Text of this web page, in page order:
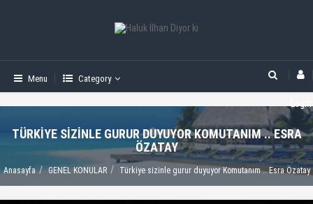
Menu Category
TÜRKIYE SIZINLE GURUR DUYUYOR KOMUTANIM .. ESRA
ÖZATAY
Anasayfa GENEL KONULAR Türkiye sizinle gurur duyuyor Komutanım .. Esra Özatay